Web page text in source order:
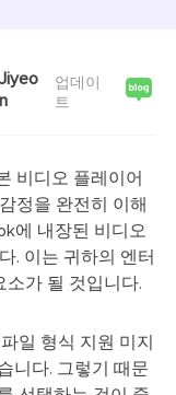
Jiyeo
n
업데이
트
비디오 플레이어
정을 완전히 이해
에 내장된 비디오
. 이는 귀하의 엔터
소가 될 것입니다.
일 형식 지원 미지
니다. 그렇기 때문